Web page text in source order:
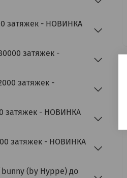
затяжек - НОВИНКА
затяжек -
затяжек -
затяжек - НОВИНКА
затяжек - НОВИНКА
(by Hyppe) до